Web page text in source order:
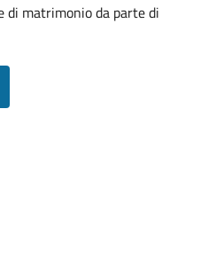
di matrimonio da parte di